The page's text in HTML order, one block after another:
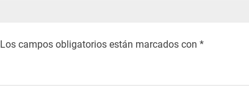
Los campos obligatorios están marcados con *